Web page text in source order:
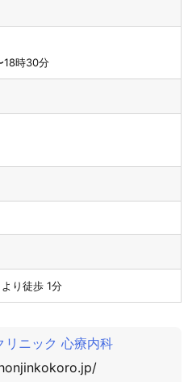
18時30分
り徒歩 1分
リニック 心療内科